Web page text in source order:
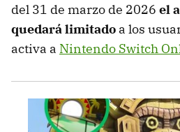
del 31 de marzo de 2026 el
quedará limitado a los
activa a Nintendo Switch